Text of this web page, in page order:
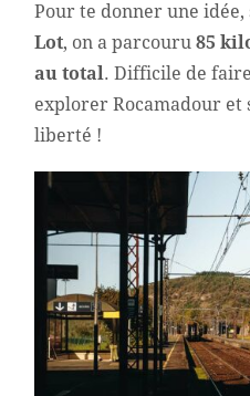
Pour te donner une
Lot, on a parcouru85
au total. Difficile de
explorer Rocamadour et
liberté !